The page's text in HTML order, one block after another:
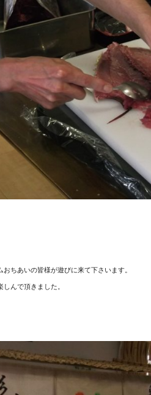
ちあいの皆様が遊びに来て下さいます。
んで頂きました。